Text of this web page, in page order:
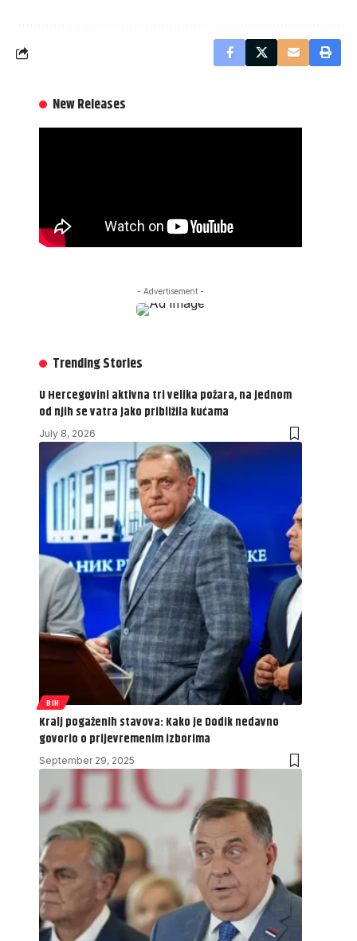
New Releases
- Advertisement -
Trending Stories
U Hercegovini aktivna tri velika požara, na jednom
od njih se vatra jako približila kućama
July 8, 2026
BIH
Kralj pogaženih stavova: Kako je Dodik nedavno
govorio o prijevremenim izborima
September 29, 2025